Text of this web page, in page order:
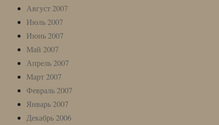
Август 2007
Июль 2007
Июнь 2007
Май 2007
Апрель 2007
Март 2007
Февраль 2007
Январь 2007
Декабрь 2006